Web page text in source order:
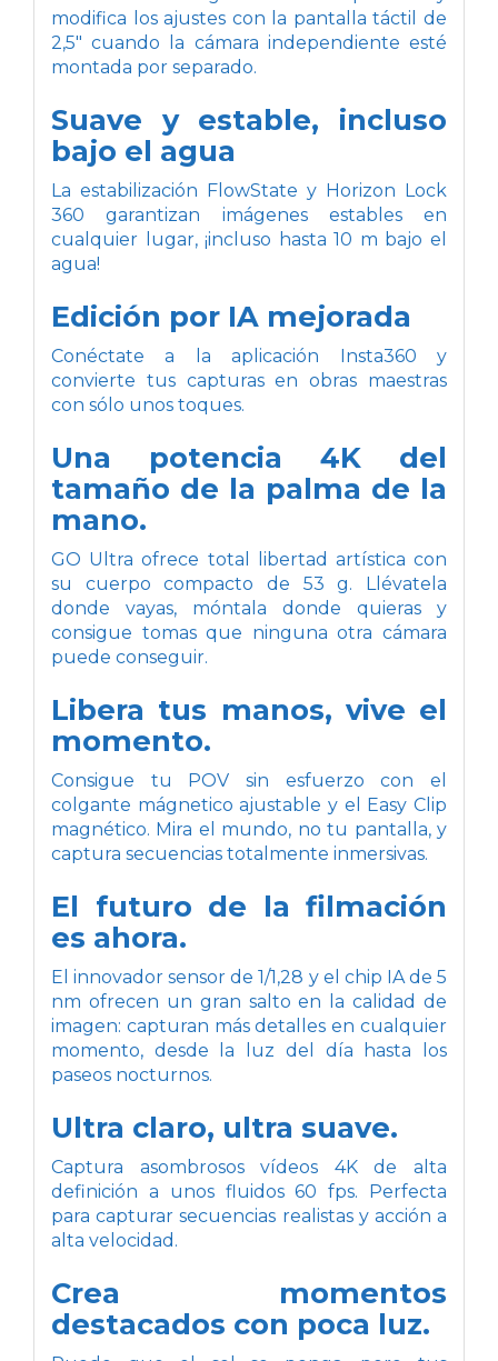
modifica los ajustes con la pantalla táctil de
2,5" cuando la cámara independiente esté
montada por separado.
Suave y estable, incluso
bajo el agua
La estabilización FlowState y Horizon Lock
360 garantizan imágenes estables en
cualquier lugar, ¡incluso hasta 10 m bajo el
agua!
Edición por IA mejorada
Conéctate a la aplicación Insta360 y
convierte tus capturas en obras maestras
con sólo unos toques.
Una potencia 4K del
tamaño de la palma de la
mano.
GO Ultra ofrece total libertad artística con
su cuerpo compacto de 53 g. Llévatela
donde vayas, móntala donde quieras y
consigue tomas que ninguna otra cámara
puede conseguir.
Libera tus manos, vive el
momento.
Consigue tu POV sin esfuerzo con el
colgante mágnetico ajustable y el Easy Clip
magnético. Mira el mundo, no tu pantalla, y
captura secuencias totalmente inmersivas.
El futuro de la filmación
es ahora.
El innovador sensor de 1/1,28 y el chip IA de 5
nm ofrecen un gran salto en la calidad de
imagen: capturan más detalles en cualquier
momento, desde la luz del día hasta los
paseos nocturnos.
Ultra claro, ultra suave.
Captura asombrosos vídeos 4K de alta
definición a unos fluidos 60 fps. Perfecta
para capturar secuencias realistas y acción a
alta velocidad.
Crea momentos
destacados con poca luz.